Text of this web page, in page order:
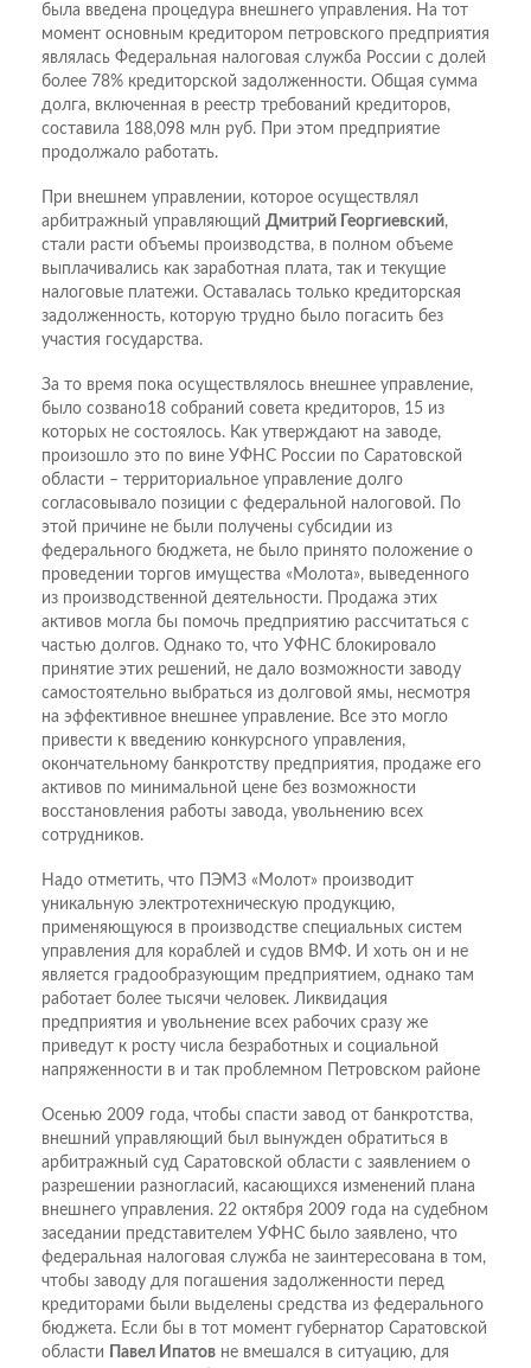
была введена процедура внешнего управления. На тот
момент основным кредитором петровского предприятия
являлась Федеральная налоговая служба России с долей
более 78% кредиторской задолженности. Общая сумма
долга, включенная в реестр требований кредиторов,
составила 188,098 млн руб. При этом предприятие
продолжало работать.
При внешнем управлении, которое осуществлял
арбитражный управляющий Дмитрий Георгиевский,
стали расти объемы производства, в полном объеме
выплачивались как заработная плата, так и текущие
налоговые платежи. Оставалась только кредиторская
задолженность, которую трудно было погасить без
участия государства.
За то время пока осуществлялось внешнее управление,
было созвано18 собраний совета кредиторов, 15 из
которых не состоялось. Как утверждают на заводе,
произошло это по вине УФНС России по Саратовской
области – территориальное управление долго
согласовывало позиции с федеральной налоговой. По
этой причине не были получены субсидии из
федерального бюджета, не было принято положение о
проведении торгов имущества «Молота», выведенного
из производственной деятельности. Продажа этих
активов могла бы помочь предприятию рассчитаться с
частью долгов. Однако то, что УФНС блокировало
принятие этих решений, не дало возможности заводу
самостоятельно выбраться из долговой ямы, несмотря
на эффективное внешнее управление. Все это могло
привести к введению конкурсного управления,
окончательному банкротству предприятия, продаже его
активов по минимальной цене без возможности
восстановления работы завода, увольнению всех
сотрудников.
Надо отметить, что ПЭМЗ «Молот» производит
уникальную электротехническую продукцию,
применяющуюся в производстве специальных систем
управления для кораблей и судов ВМФ. И хоть он и не
является градообразующим предприятием, однако там
работает более тысячи человек. Ликвидация
предприятия и увольнение всех рабочих сразу же
приведут к росту числа безработных и социальной
напряженности в и так проблемном Петровском районе
Осенью 2009 года, чтобы спасти завод от банкротства,
внешний управляющий был вынужден обратиться в
арбитражный суд Саратовской области с заявлением о
разрешении разногласий, касающихся изменений плана
внешнего управления. 22 октября 2009 года на судебном
заседании представителем УФНС было заявлено, что
федеральная налоговая служба не заинтересована в том,
чтобы заводу для погашения задолженности перед
кредиторами были выделены средства из федерального
бюджета. Если бы в тот момент губернатор Саратовской
области
Павел Ипатов не вмешался в ситуацию, для